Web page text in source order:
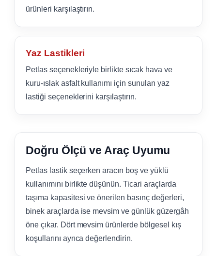
ürünleri karşılaştırın.
Yaz Lastikleri
Petlas seçenekleriyle birlikte sıcak hava ve
kuru-ıslak asfalt kullanımı için sunulan yaz
lastiği seçeneklerini karşılaştırın.
Doğru Ölçü ve Araç Uyumu
Petlas lastik seçerken aracın boş ve yüklü
kullanımını birlikte düşünün. Ticari araçlarda
taşıma kapasitesi ve önerilen basınç değerleri,
binek araçlarda ise mevsim ve günlük güzergâh
öne çıkar. Dört mevsim ürünlerde bölgesel kış
koşullarını ayrıca değerlendirin.